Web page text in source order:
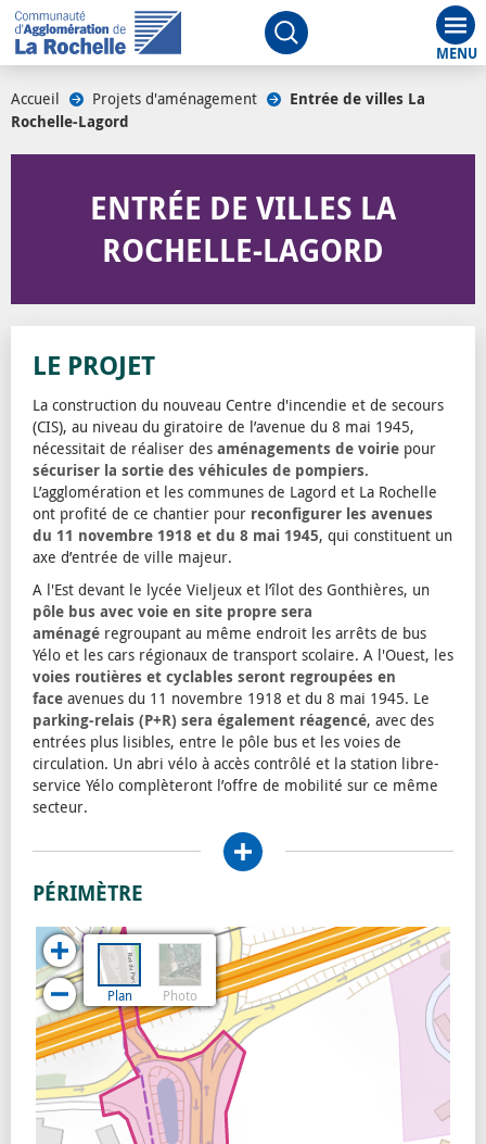
Ouvrir le moteur de
Accueil Projets d'aménagement
Entrée de villes La
Rochelle-Lagord
ENTRÉE DE VILLES LA
ROCHELLE-LAGORD
LE PROJET
La construction du nouveau Centre d'incendie et de secours
(CIS), au niveau du giratoire de l’avenue du 8 mai 1945,
nécessitait de réaliser des aménagements de voirie pour
sécuriser la sortie des véhicules de pompiers.
L’agglomération et les communes de Lagord et La Rochelle
ont profité de ce chantier pour reconfigurer les avenues
du 11 novembre 1918 et du 8 mai 1945, qui constituent un
axe d’entrée de ville majeur.
A l'Est devant le lycée Vieljeux et l’îlot des Gonthières, un
pôle bus avec voie en site propre sera
aménagé regroupant au même endroit les arrêts de bus
Yélo et les cars régionaux de transport scolaire. A l'Ouest, les
voies routières et cyclables seront regroupées en
face avenues du 11 novembre 1918 et du 8 mai 1945. Le
parking-relais (P+R) sera également réagencé, avec des
entrées plus lisibles, entre le pôle bus et les voies de
circulation. Un abri vélo à accès contrôlé et la station libre-
service Yélo complèteront l’offre de mobilité sur ce même
secteur.
Une attention particulière sera portée à la
en plus de l’aménagement d’unparc paysagé
arbustes, vivaces et graminées seront plantés sur l’ensemble
de ce nouvel espace urbain. Différents systèmes (noues
paysagères, chaussée réservoir) permettront de recueillir
les eaux de pluie des voiries. Ces travaux seront aussi
l’occasion de
remplacer les réseaux d’eaux usées,d’eau
potable et d’électricité pour les adapter à l’urbanisation
et de faire passer la fibre optique.
Les différentes phases ont été programmées et
coordonnées de sorte que le pôle bus soit opérationnel pour
la rentrée scolaire de septembre et que les voiries soient
achevées pour la mise en service complète du CIS en fin
d’année.
Voir plus
PÉRIMÈTRE
Plan Photo